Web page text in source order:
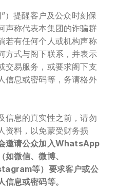
）提醒客户及公众时刻保
声称代表本集团的诈骗群
若有任何个人或机构声称
方式与阁下联系，并表示
交易服务，或要求阁下支
信息或密码等，务请格外
信息的真实性之前，请勿
资料，以免蒙受财务损
邀请公众加入WhatsApp
微信、微博、
等）要求客户或公
息或密码等。